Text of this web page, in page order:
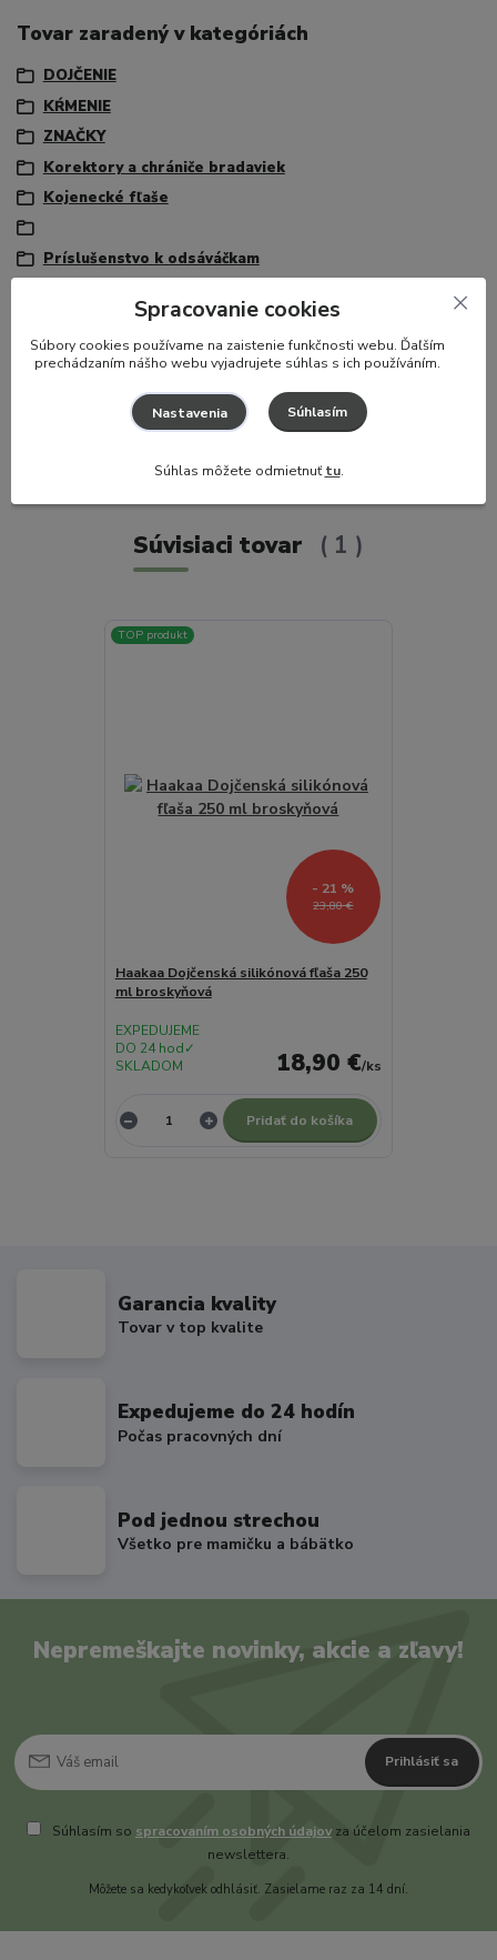
Tovar zaradený v kategóriách
DOJČENIE
KŔMENIE
ZNAČKY
Korektory a chrániče bradaviek
Kojenecké fľaše
Príslušenstvo k odsáváčkam
Potrebujete poradiť?
Zákaznícka podpora
+421 917 174 048
(Po-Pia, 8-16 hod.)
Súvisiaci tovar 1
TOP produkt
23,80 €
- 21 %
Haakaa Dojčenská silikónová fľaša 250
ml broskyňová
18,90 €/ks
EXPEDUJEME
DO 24 hod✓
SKLADOM
Pridať do košíka
Garancia kvality
Tovar v top kvalite
Expedujeme do 24 hodín
Počas pracovných dní
Pod jednou strechou
Všetko pre mamičku a bábätko
Nepremeškajte novinky, akcie a zľavy!
Prihlásiť sa
Súhlasím so spracovaním osobných údajovza účelom zasielania
newslettera.
Môžete sa kedykoľvek odhlásiť. Zasielame raz za 14 dní.
Spracovanie cookies
Súbory cookies používame na zaistenie funkčnosti webu. Ďaľším
prechádzaním nášho webu vyjadrujete súhlas s ich používáním.
Nastavenia Súhlasím
Súhlas môžete odmietnuťtu.